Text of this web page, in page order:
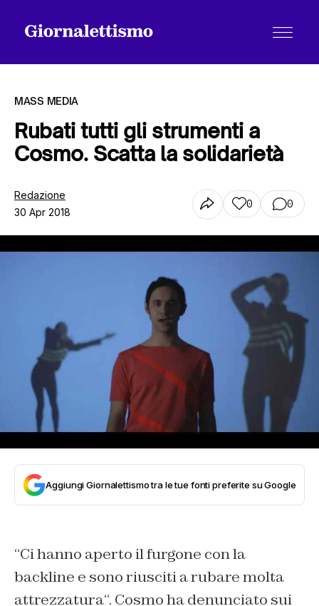
Tutti gli articoli
Chi siamo
MASS MEDIA
Rubati tutti gli strumenti a
Cosmo. Scatta la solidarietà
Redazione
30 Apr 2018
0 0
Aggiungi Giornalettismo tra le tue fonti preferite su Google
“Ci hanno aperto il furgone con la
backline e sono riusciti a rubare molta
attrezzatura“. Cosmo ha denunciato sui